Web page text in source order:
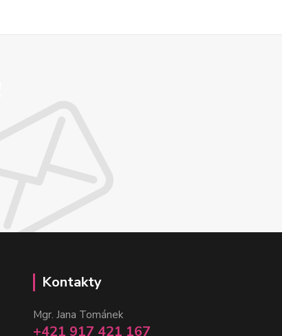
Kontakty
Mgr. Jana Tománek
+421 917 421 167